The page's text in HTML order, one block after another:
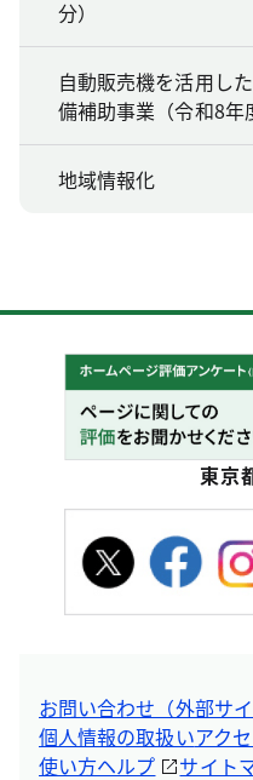
分）
自動販売機を活用し
備補助事業（令和8年
地域情報化
東京
お問い合わせ（外部サイ
個人情報の取扱いアク
使い方ヘルプ
サイト